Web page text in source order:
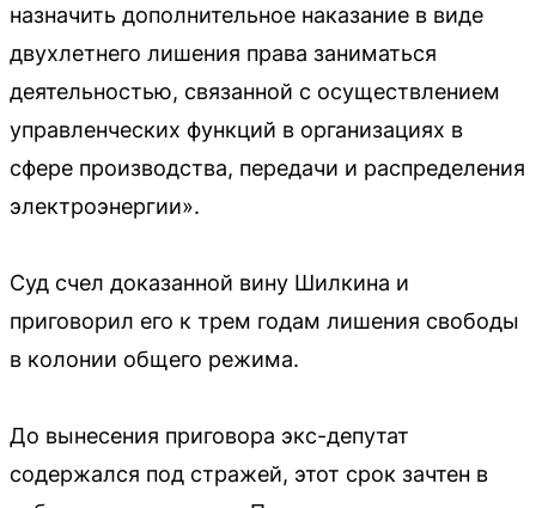
назначить дополнительное наказание в виде
двухлетнего лишения права заниматься
деятельностью, связанной с осуществлением
управленческих функций в организациях в
сфере производства, передачи и распределения
электроэнергии».
Суд счел доказанной вину Шилкина и
приговорил его к трем годам лишения свободы
в колонии общего режима.
До вынесения приговора экс-депутат
содержался под стражей, этот срок зачтен в